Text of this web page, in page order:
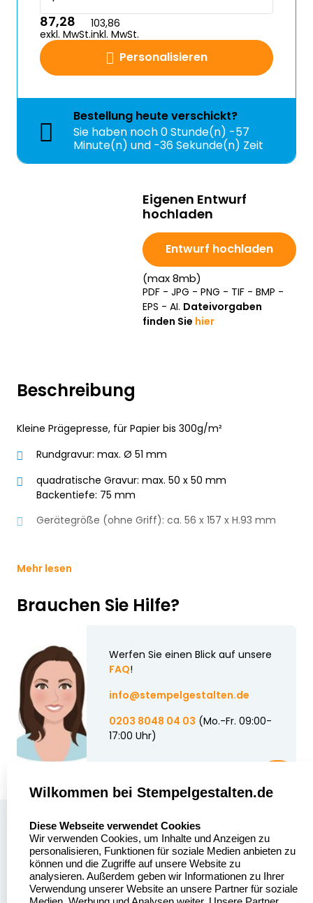
Beschreibung
Kleine Prägepresse, für Papier bis 300g/m²
Rundgravur: max. Ø 51 mm
quadratische Gravur: max. 50 x 50 mm
Backentiefe: 75 mm
Gerätegröße (ohne Griff): ca. 56 x 157 x H.93 mm
Mehr lesen
Brauchen Sie Hilfe?
Werfen Sie einen Blick auf unsere
FAQ!
info@stempelgestalten.de
0203 8048 04 03 (Mo.-Fr. 09:00-
17:00 Uhr)
Personalisieren
87,28
exkl. MwSt.
103,86
inkl. MwSt.
Bestellung heuteverschickt?
Sie haben noch0 Stunde(n) -57
Minute(n) und -36 Sekunde(n) Zeit
Eigenen Entwurf
hochladen
Entwurf hochladen
(max 8mb)
PDF - JPG - PNG - TIF - BMP -
EPS - AI. Dateivorgaben
finden Sie hier
Stempelgestalten.de
Asterlager Straße 97
47228 Duisburg
Deutschland
Über uns
Sitemap
Alle
Stempelinformationen
Wilkommen bei Stempelgestalten.de
Diese Webseite verwendet Cookies
Wir verwenden Cookies, um Inhalte und Anzeigen zu
personalisieren, Funktionen für soziale Medien anbieten zu
können und die Zugriffe auf unsere Website zu
analysieren. Außerdem geben wir Informationen zu Ihrer
Verwendung unserer Website an unsere Partner für soziale